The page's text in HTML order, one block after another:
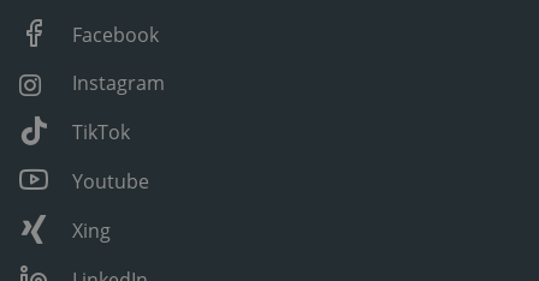
Facebook
Instagram
TikTok
Youtube
Xing